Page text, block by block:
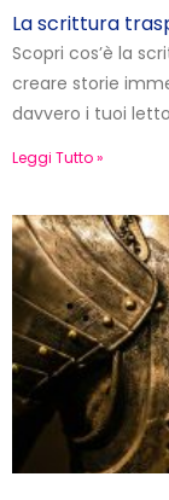
La scrittura
Scopri cos’è la
creare storie
davvero i tuoi
Leggi Tutto »